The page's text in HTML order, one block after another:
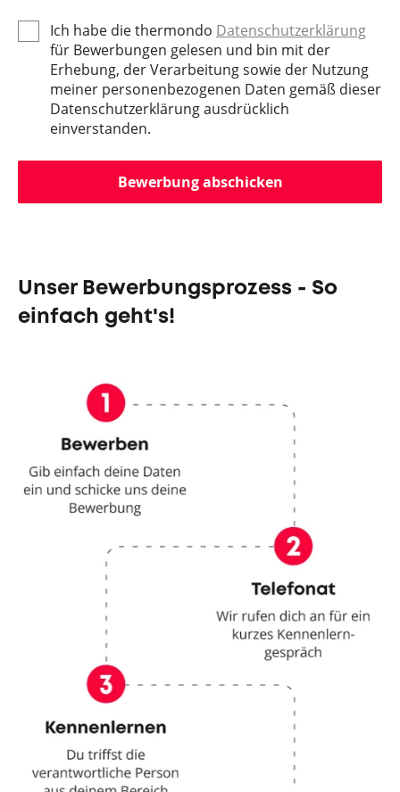
Ich habe die thermondo Datenschutzerklärung
für Bewerbungen gelesen und bin mit der
Erhebung, der Verarbeitung sowie der Nutzung
meiner personenbezogenen Daten gemäß dieser
Datenschutzerklärung ausdrücklich
einverstanden.
Bewerbung abschicken
Unser Bewerbungsprozess - So
einfach geht's!